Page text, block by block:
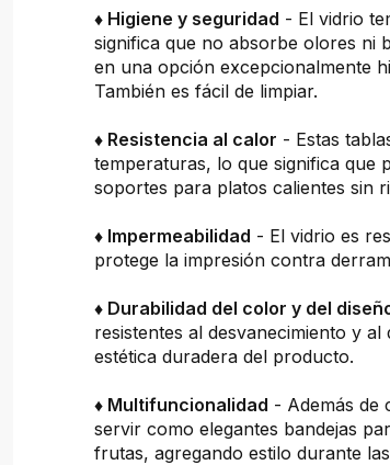
♦ Higiene y seguridad - El vidrio
significa que no absorbe olores ni
en una opción excepcionalmente
También es fácil de limpiar.
♦ Resistencia al calor - Estas
temperaturas, lo que significa que
soportes para platos calientes sin
♦ Impermeabilidad - El vidrio es
protege la impresión contra
♦ Durabilidad del color y del
resistentes al desvanecimiento y
estética duradera del producto.
♦ Multifuncionalidad - Además de
servir como elegantes bandejas
frutas, agregando estilo durante